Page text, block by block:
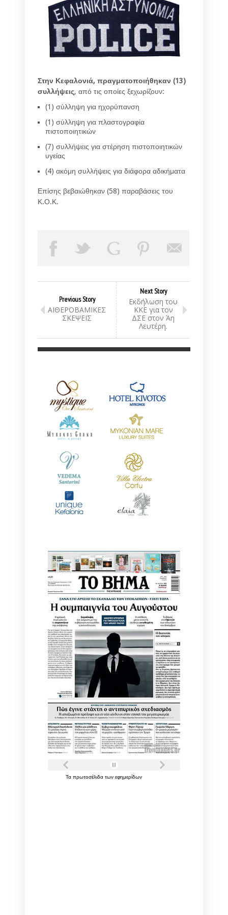
Στην Κεφαλονιά, πραγματοποιήθηκαν (13)
συλλήψεις, από τις οποίες ξεχωρίζουν:
(1) σύλληψη για ηχορύπανση
(1) σύλληψη για πλαστογραφία
πιστοποιητικών
(7) συλλήψεις για στέρηση πιστοποιητικών
υγείας
(4) ακόμη συλλήψεις για διάφορα αδικήματα
Επίσης βεβαιώθηκαν (58) παραβάσεις του
Κ.Ο.Κ.
Previous Story
ΑΙΘΕΡΟΒΑΜΙΚΕΣ
ΣΚΕΨΕΙΣ
Next Story
Εκδήλωση του
ΚΚΕ για τον
ΔΣΕ στον Άη
Λευτέρη.
Τα πρωτοσέλιδα των εφημερίδων